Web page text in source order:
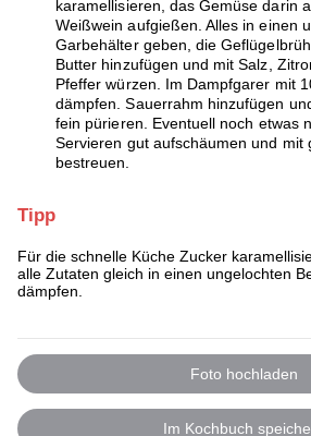
karamellisieren, das Gemüse darin
Weißwein aufgießen. Alles in einen
Garbehälter geben, die
Butter hinzufügen und mit Salz,
Pfeffer würzen. Im Dampfgarer mit
dämpfen. Sauerrahm hinzufügen
fein pürieren. Eventuell noch etwas
Servieren gut aufschäumen und mit
bestreuen.
Tipp
Für die schnelle Küche Zucker
alle Zutaten gleich in einen ungelochten
dämpfen.
Foto hochladen
Im Kochbuch